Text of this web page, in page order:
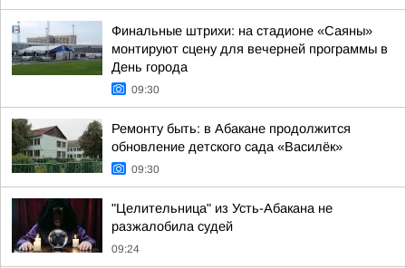
Финальные штрихи: на стадионе «Саяны»
монтируют сцену для вечерней программы в
День города
09:30
Ремонту быть: в Абакане продолжится
обновление детского сада «Василёк»
09:30
"Целительница" из Усть-Абакана не
разжалобила судей
09:24